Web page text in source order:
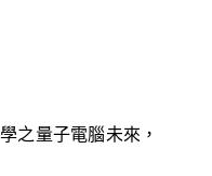
之量子電腦未來，